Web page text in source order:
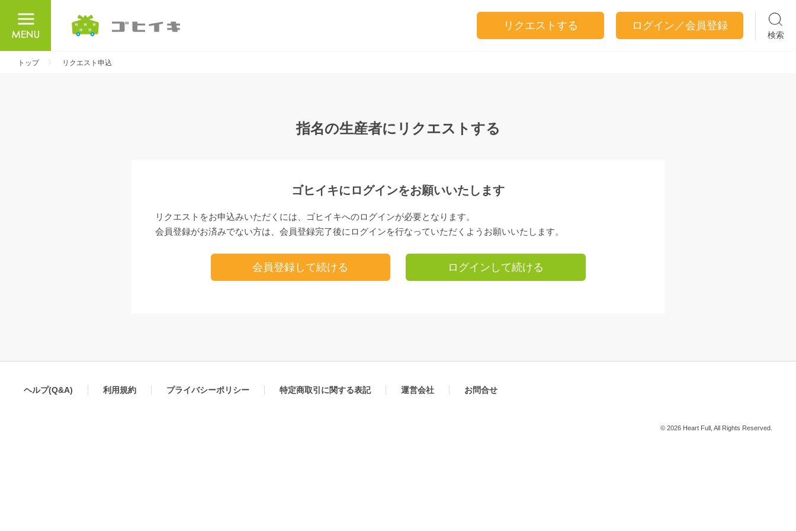
リクエストする ログイン／会員登録
検索
トップ リクエスト申込
指名の生産者にリクエストする
ゴヒイキにログインをお願いいたします
リクエストをお申込みいただくには、ゴヒイキへのログインが必要となります。
会員登録がお済みでない方は、会員登録完了後にログインを行なっていただくようお願いいたします。
会員登録して続ける ログインして続ける
ヘルプ(Q&A) 利用規約 プライバシーポリシー 特定商取引に関する表記 運営会社 お問合せ
© 2026 Heart Full, All Rights Reserved.